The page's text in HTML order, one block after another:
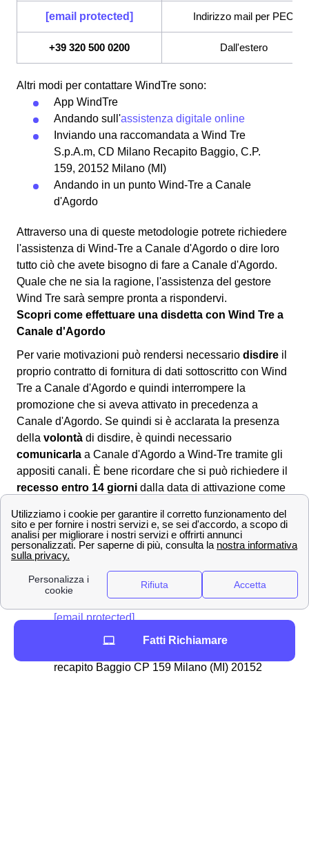
[email protected] Indirizzo mail per PEC
+39 320 500 0200 Dall'estero
Altri modi per contattare WindTre sono:
App WindTre
Andando sull'assistenza digitale online
Inviando una raccomandata a Wind Tre
S.p.A.m, CD Milano Recapito Baggio, C.P.
159, 20152 Milano (MI)
Andando in un punto Wind-Tre a Canale
d'Agordo
Attraverso una di queste metodologie potrete richiedere
l'assistenza di Wind-Tre a Canale d'Agordo o dire loro
tutto ciò che avete bisogno di fare a Canale d'Agordo.
Quale che ne sia la ragione, l'assistenza del gestore
Wind Tre sarà sempre pronta a rispondervi.
Scopri come effettuare una disdetta con Wind Tre a
Canale d'Agordo
Per varie motivazioni può rendersi necessario disdire il
proprio contratto di fornitura di dati sottoscritto con Wind
Tre a Canale d'Agordo e quindi interrompere la
promozione che si aveva attivato in precedenza a
Canale d'Agordo. Se quindi si è acclarata la presenza
della volontà di disdire, è quindi necessario
comunicarla a Canale d'Agordo a Wind-Tre tramite gli
appositi canali. È bene ricordare che si può richiedere il
recesso entro 14 giorni dalla data di attivazione come
disdire il contratto sottoscritto con Wind-Tre a Canale
d'Agordo si dovrà scaricare ilmodulo di disdetta
dall'area clienti online, dall'app Wind Tre oppure
direttamente dal sito. Una volta compilatolo si potrà:
📧 Inviarlo via PEC all'indirizzo apposito:
[email protected]
✉Spedirlo con una raccomandata A/R
recapito Baggio CP 159 Milano (MI) 20152
Fatti Richiamare